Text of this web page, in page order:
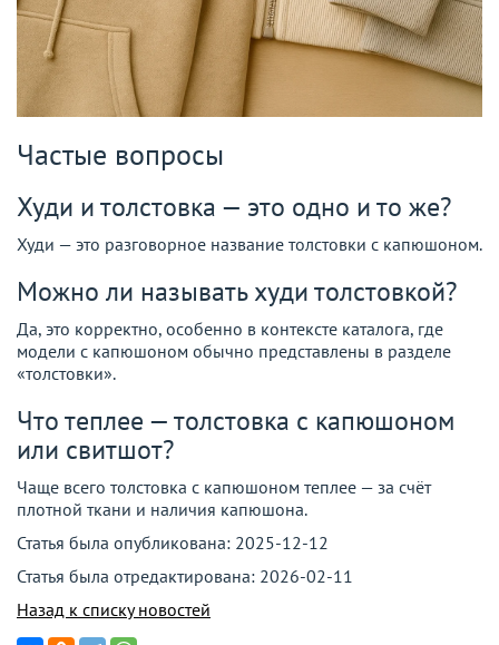
Частые вопросы
Худи и толстовка — это одно и то же?
Худи — это разговорное название толстовки с капюшоном.
Можно ли называть худи толстовкой?
Да, это корректно, особенно в контексте каталога, где
модели с капюшоном обычно представлены в разделе
«толстовки».
Что теплее — толстовка с капюшоном
или свитшот?
Чаще всего толстовка с капюшоном теплее — за счёт
плотной ткани и наличия капюшона.
Статья была опубликована: 2025-12-12
Статья была отредактирована: 2026-02-11
Назад к списку новостей